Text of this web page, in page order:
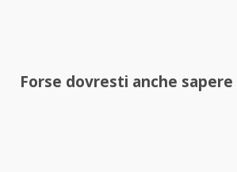
Forse dovresti anche